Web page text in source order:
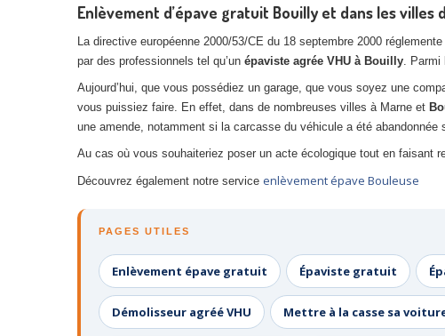
Enlèvement d’épave gratuit Bouilly et dans les villes
La directive européenne 2000/53/CE du 18 septembre 2000
par des professionnels tel qu’un épaviste agrée VHU à Bouilly. Parmi
Aujourd’hui, que vous possédiez un garage, que vous soyez une
vous puissiez faire. En effet, dans de nombreuses villes à Marne et
une amende, notamment si la carcasse du véhicule a été abandonnée
Au cas où vous souhaiteriez poser un acte écologique tout en faisant
Découvrez également notre service enlèvement épave Bouleuse
PAGES UTILES
Enlèvement épave gratuit Épaviste gratuit
Démolisseur agréé VHU Mettre à la casse sa